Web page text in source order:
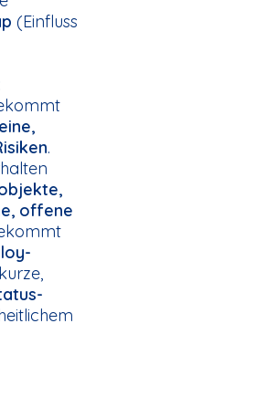
(Einfluss
.
offene